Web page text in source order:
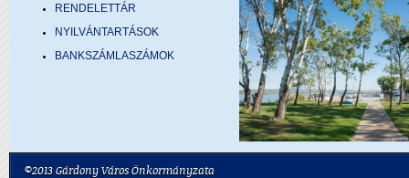
RENDELETTÁR
NYILVÁNTARTÁSOK
BANKSZÁMLASZÁMOK
©2013 Gárdony Város Önkormányzata